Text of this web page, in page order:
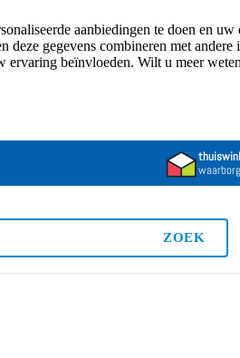
aanbiedingen te doen en
gegevens combineren met
beïnvloeden. Wilt u meer
waarborg
ZOEK